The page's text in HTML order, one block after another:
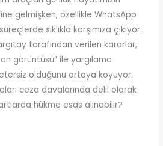
gelmişken, özellikle WhatsApp
sıklıkla karşımıza çıkıyor.
tarafından verilen kararlar,
görüntüsü” ile yargılama
olduğunu ortaya koyuyor.
ceza davalarında delil olarak
hükme esas alınabilir?